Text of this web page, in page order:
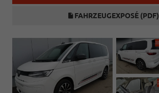
FAHRZEUGEXPOSÉ (PDF)